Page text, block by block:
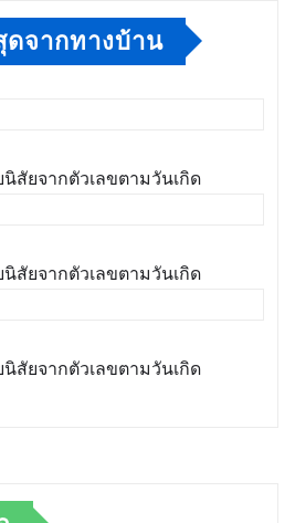
จากทางบ้าน
สัยจากตัวเลขตามวันเกิด
สัยจากตัวเลขตามวันเกิด
สัยจากตัวเลขตามวันเกิด